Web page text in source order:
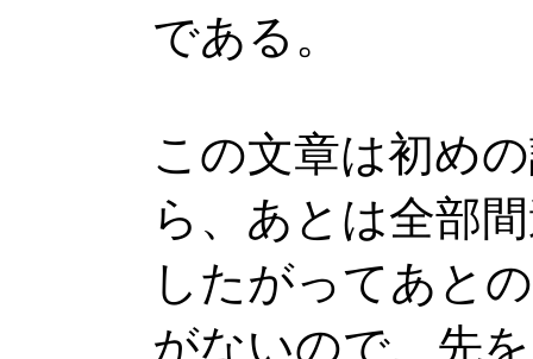
である。
この文章は初め
ら、あとは全部
したがってあと
がないので、先